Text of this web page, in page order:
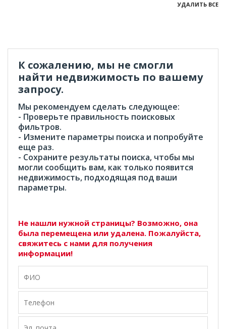
УДАЛИТЬ ВСЕ
К сожалению, мы не смогли
найти недвижимость по вашему
запросу.
Мы рекомендуем сделать следующее:
- Проверьте правильность поисковых
фильтров.
- Измените параметры поиска и попробуйте
еще раз.
- Сохраните результаты поиска, чтобы мы
могли сообщить вам, как только появится
недвижимость, подходящая под ваши
параметры.
Не нашли нужной страницы? Возможно, она
была перемещена или удалена. Пожалуйста,
свяжитесь с нами для получения
информации!